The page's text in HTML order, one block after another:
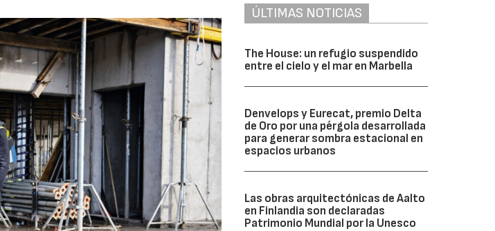
ÚLTIMAS NOTICIAS
The House: un refugio suspendido
entre el cielo y el mar en Marbella
Denvelops y Eurecat, premio Delta
de Oro por una pérgola desarrollada
para generar sombra estacional en
espacios urbanos
Las obras arquitectónicas de Aalto
en Finlandia son declaradas
Patrimonio Mundial por la Unesco